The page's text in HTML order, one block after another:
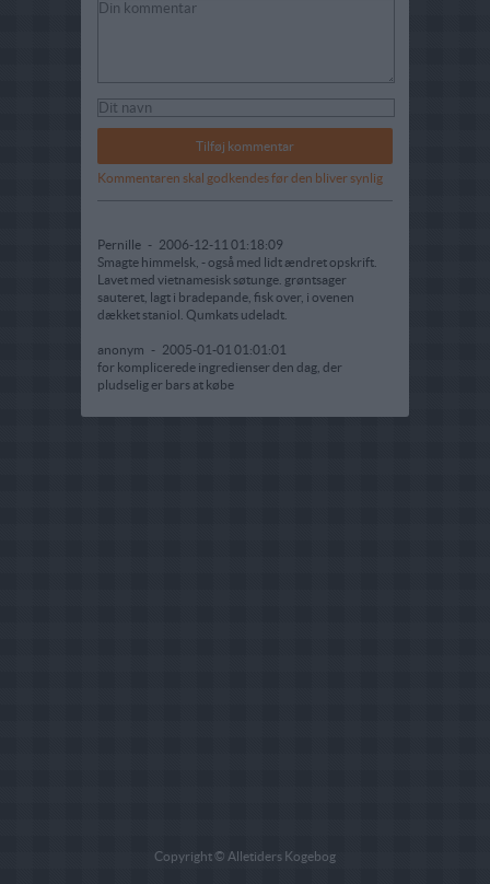
Kommentaren skal godkendes før den bliver synlig
Pernille - 2006-12-11 01:18:09
Smagte himmelsk, - også med lidt ændret opskrift.
Lavet med vietnamesisk søtunge. grøntsager
sauteret, lagt i bradepande, fisk over, i ovenen
dækket staniol. Qumkats udeladt.
anonym - 2005-01-01 01:01:01
for komplicerede ingredienser den dag, der
pludselig er bars at købe
Copyright © Alletiders Kogebog